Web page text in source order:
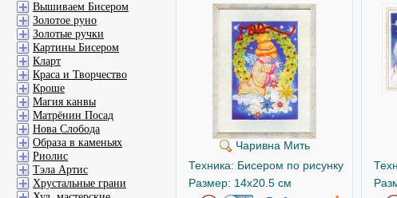
Чаривна Мить
Техника: Бисером по рисунку
Размер: 14x20.5 см
Вышиваем Бисером
Золотое руно
Золотые ручки
Картины Бисером
Кларт
Краса и Творчество
Кроше
Магия канвы
Матрёнин Посад
Нова Слобода
Образа в каменьях
Риолис
Тэла Артис
Хрустальные грани